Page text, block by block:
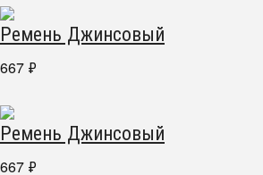
Ремень Джинсовый
667 ₽
Ремень Джинсовый
667 ₽